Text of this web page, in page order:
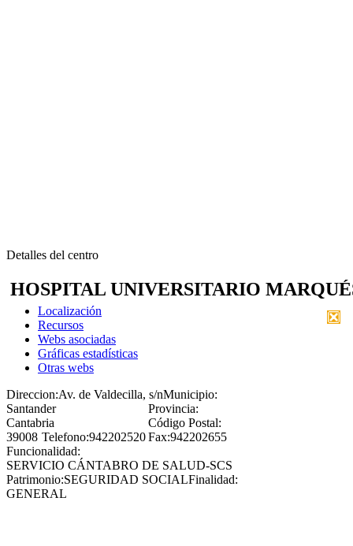
Detalles del centro
HOSPITAL UNIVERSITARIO
Localización
Recursos
Webs asociadas
Gráficas estadísticas
Otras webs
Direccion:Av. de Valdecilla, s/nMunicipio:
Santander
Provincia:
Cantabria
Código Postal:
39008 Telefono:942202520Fax:942202655
Funcionalidad:
SERVICIO CÁNTABRO DE SALUD-SCS
Patrimonio:SEGURIDAD SOCIALFinalidad:
GENERAL